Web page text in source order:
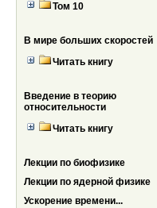
Том 10
В мире больших скоростей
Читать книгу
Введение в теорию
относительности
Читать книгу
Лекции по биофизике
Лекции по ядерной физике
Ускорение времени...